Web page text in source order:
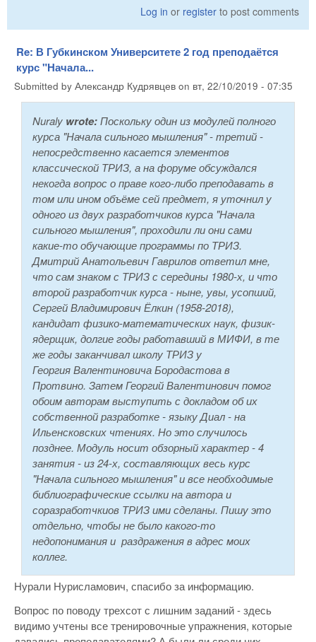
Log in or register to post comments
Re: В Губкинском Университете 2 год преподаётся
курс "Начала...
Submitted by Александр Кудрявцев on вт, 22/10/2019 - 07:35
Nuraly wrote:Поскольку один из модулей полного
курса "Начала сильного мышления" - третий -
непосредственно касается элементов
классической ТРИЗ, а на форуме обсуждался
некогда вопрос о праве кого-либо преподавать в
том или ином объёме сей предмет, я уточнил у
одного из двух разработчиков курса "Начала
сильного мышления", проходили ли они сами
какие-то обучающие программы по ТРИЗ.
Дмитрий Анатольевич Гаврилов ответил мне,
что сам знаком с ТРИЗ с середины 1980-х, и что
второй разработчик курса - ныне, увы, усопший,
Сергей Владимирович Ёлкин (1958-2018),
кандидат физико-математических наук, физик-
ядерщик, долгие годы работавший в МИФИ, в те
же годы заканчивал школу ТРИЗ у
Георгия Валентиновича Бородастова в
Протвино. Затем Георгий Валентинович помог
обоим авторам выступить с докладом об их
собственной разработке - языку Диал - на
Ильенсковских чтениях. Но это случилось
позднее. Модуль носит обзорный характер - 4
занятия - из 24-х, составляющих весь курс
"Начала сильного мышления" и все необходимые
библиографические ссылки на автора и
соразработчкиов ТРИЗ ими сделаны. Пишу это
отдельно, чтобы не было какого-то
недопонимания и раздражения в адрес моих
коллег.
Нурали Нурисламович, спасибо за информацию.
Вопрос по поводу трехсот с лишним заданий - здесь
видимо учтены все тренировочные упражнения, которые